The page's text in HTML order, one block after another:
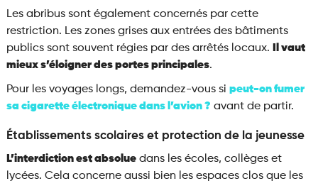
Les abribus sont également concernés par cette
restriction. Les zones grises aux entrées des bâtiments
publics sont souvent régies par des arrêtés locaux.
Il vaut
mieux s’éloigner des portes principales.
Pour les voyages longs, demandez-vous si peut-on fumer
sa cigarette électronique dans l’avion ? avant de partir.
Établissements scolaires et protection de la jeunesse
L’interdiction est absoluedans les écoles, collèges et
lycées. Cela concerne aussi bien les espaces clos que les